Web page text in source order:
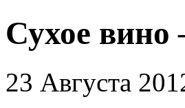
Сухое вино
23 Августа